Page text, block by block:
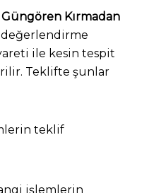
Güngören Kırmadan
ile kesin tespit
Teklifte şunlar
teklif
işlemlerin